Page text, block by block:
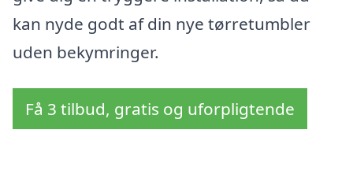
kan nyde godt af din nye tørretumbler
uden bekymringer.
Få 3 tilbud, gratis og uforpligtende